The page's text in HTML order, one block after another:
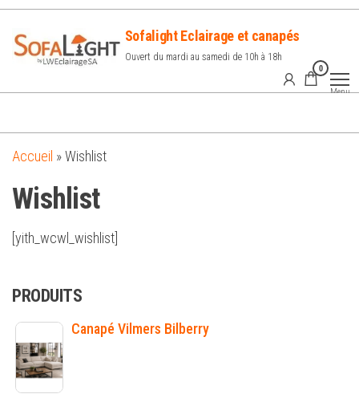
Sofalight Eclairage et canapés
Ouvert du mardi au samedi de 10h à 18h
0
Menu
Accueil »Wishlist
Wishlist
[yith_wcwl_wishlist]
PRODUITS
Canapé Vilmers Bilberry